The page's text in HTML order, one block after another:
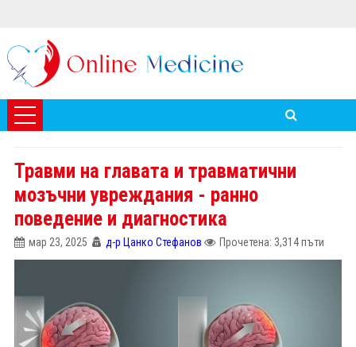
Травми на главата и травматични
мозъчни увреждания - ранно
поведение и диагностика
мар 23, 2025 д-р Цанко Стефанов Прочетена: 3,314 пъти